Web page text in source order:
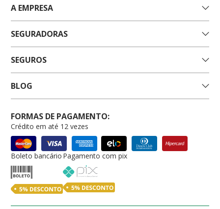
A EMPRESA
SEGURADORAS
SEGUROS
BLOG
FORMAS DE PAGAMENTO:
Crédito em até 12 vezes
Boleto bancário Pagamento com pix